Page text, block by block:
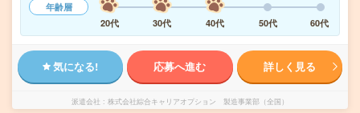
年齢層
20代
30代 40代 50代 60代
気になる! 応募へ進む 詳しく見る
派遣会社 株式会社綜合キャリアオプション 製造事業部（全国）